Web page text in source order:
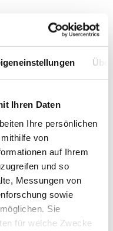
Ihren Daten
Ihre persönlichen
von
auf Ihrem
und so
Messungen von
sowie
Sie
für welche Zwecke